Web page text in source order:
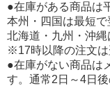
●在庫がある商品は
本州・四国は最短で
北海道・九州・沖
※17時以降の注文
●在庫がない商品は
す。通常2日～4日後